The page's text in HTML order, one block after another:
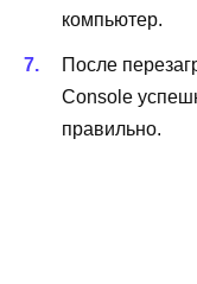
компьютер.
После
Console
правильно.